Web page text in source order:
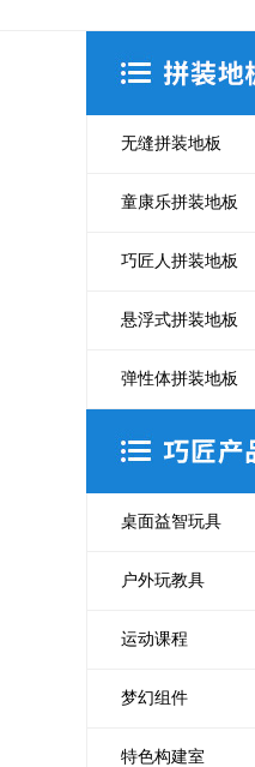
无缝拼装地板
童康乐拼装地板
巧匠人拼装地板
悬浮式拼装地板
弹性体拼装地板
桌面益智玩具
户外玩教具
运动课程
梦幻组件
特色构建室